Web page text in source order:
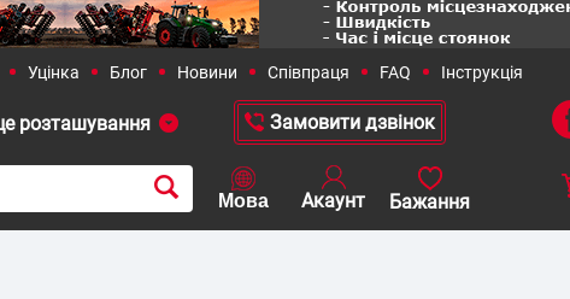
+38 (050)-436-13-12 +38 (0382) 72-55-10